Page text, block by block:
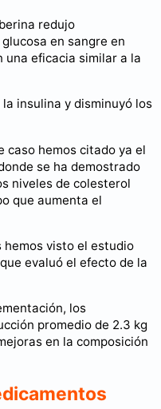
redujo
en sangre en
una eficacia similar a la
insulina y disminuyó los
caso hemos citado ya el
se ha demostrado
niveles de colesterol
que aumenta el
hemos visto el estudio
evaluó el efecto de la
los
promedio de 2.3 kg
en la composición